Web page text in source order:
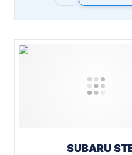
SUBARU